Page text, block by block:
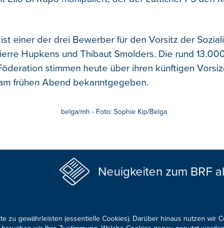
einer der drei Bewerber für den Vorsitz der
Hupkens und Thibaut Smolders. Die rund
stimmen heute über ihren künftigen
frühen Abend bekanntgegeben.
belga/mh - Foto: Sophie Kip/Belga
Neuigkeiten zum BRF
zu gewährleisten (essentielle Cookies). Darüber hinaus nutzen wir